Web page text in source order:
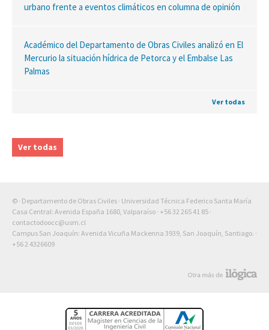
urbano frente a eventos climáticos en columna de opinión
Académico del Departamento de Obras Civiles analizó en El
Mercurio la situación hídrica de Petorca y el Embalse Las
Palmas
Ver todas
Ver todas
© · Departamento de Obras Civiles · Universidad Técnica Federico Santa María
Casa Central: Avenida España 1680, Valparaíso · +56 32 265 41 85 ·
contactodoocc@usm.cl
Campus San Joaquín: Avenida Vicuña Mackenna 3939, San Joaquín, Santiago. ·
+56 2 4326609